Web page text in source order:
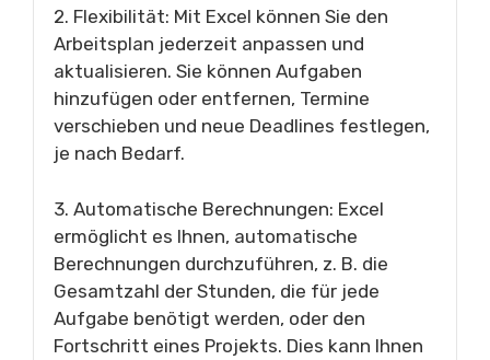
2. Flexibilität: Mit Excel können Sie den
Arbeitsplan jederzeit anpassen und
aktualisieren. Sie können Aufgaben
hinzufügen oder entfernen, Termine
verschieben und neue Deadlines festlegen,
je nach Bedarf.
3. Automatische Berechnungen: Excel
ermöglicht es Ihnen, automatische
Berechnungen durchzuführen, z. B. die
Gesamtzahl der Stunden, die für jede
Aufgabe benötigt werden, oder den
Fortschritt eines Projekts. Dies kann Ihnen